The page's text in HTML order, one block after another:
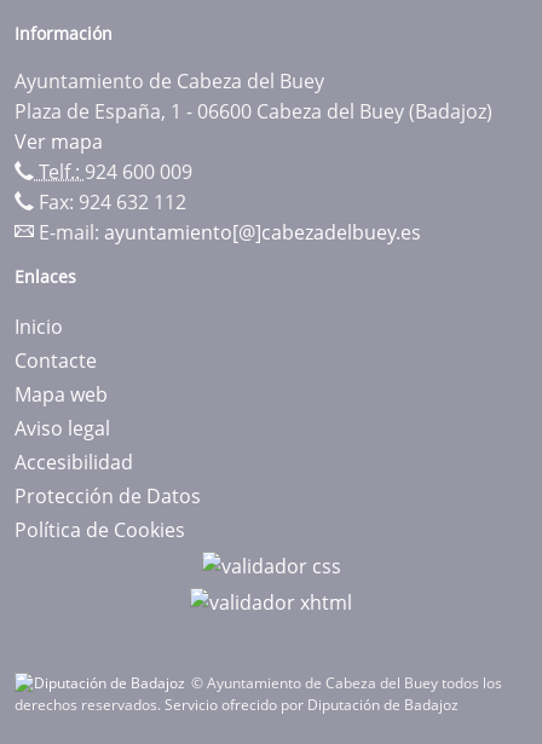
Información
Ayuntamiento de Cabeza del Buey
Plaza de España, 1 - 06600 Cabeza del Buey (Badajoz)
Ver mapa
Telf.: 924 600 009
Fax: 924 632 112
E-mail: ayuntamiento[@]cabezadelbuey.es
Enlaces
Inicio
Contacte
Mapa web
Aviso legal
Accesibilidad
Protección de Datos
Política de Cookies
© Ayuntamiento de Cabeza del Buey todos los
derechos reservados. Servicio ofrecido por Diputación de Badajoz